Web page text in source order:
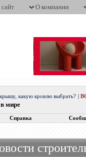
О компании
какую кровлю выбрать?
мире
Справка